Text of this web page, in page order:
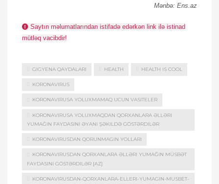
Mənbə: Ens.az
Saytın məlumatlarından istifadə edərkən link ilə istinad
mütləq vacibdir!
GIGYENA QAYDALARI HEALTH HEALTH IS COOL
KORONAVIRUS
KORONAVIRUSA YOLUXMAMAQ UCUN VASITELER
KORONAVIRUSA YOLUXMAQDAN QORXANLARA ƏLLƏRI
YUMAĞIN FAYDASINI ƏYANI ŞƏKILDƏ GÖSTƏRDILƏR
KORONAVIRUSDAN QORUNMAGIN YOLLARI
KORONAVIRUSDAN QORXANLARA ƏLLƏRI YUMAĞIN MÜSBƏT
FAYDASINI GÖSTƏRDILƏR [AZ]
KORONAVIRUSDAN-QORXANLARA-ELLERI-YUMAGIN-MUSBET-